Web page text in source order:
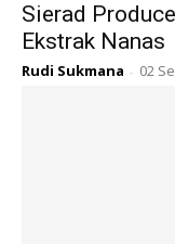
Sierad
Ekstrak Nanas
Rudi Sukmana - 02